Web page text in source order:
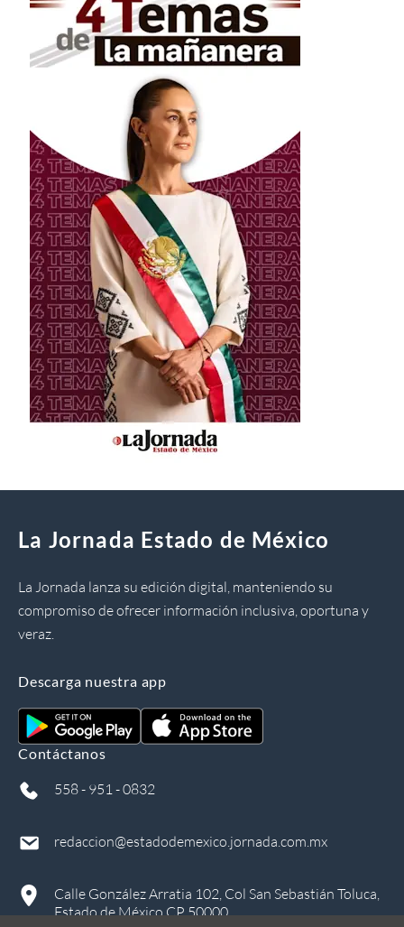
La Jornada Estado de México
La Jornada lanza su edición digital, manteniendo su
compromiso de ofrecer información inclusiva, oportuna y
veraz.
Descarga nuestra app
Contáctanos
558 - 951 - 0832
redaccion@estadodemexico.jornada.com.mx
Calle González Arratia 102, Col San Sebastián Toluca,
Estado de México CP 50000